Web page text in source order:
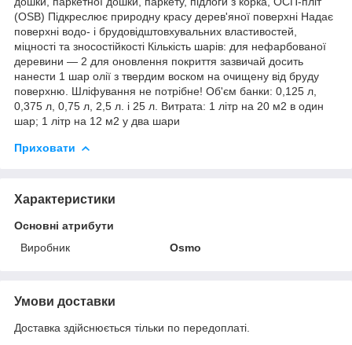
(OSB) Підкреслює природну красу дерев'яної поверхні Надає
поверхні водо- і брудовідштовхувальних властивостей,
міцності та зносостійкості Кількість шарів: для нефарбованої
деревини — 2 для оновлення покриття зазвичай досить
нанести 1 шар олії з твердим воском на очищену від бруду
поверхню. Шліфування не потрібне! Об'єм банки: 0,125 л,
0,375 л, 0,75 л, 2,5 л. і 25 л. Витрата: 1 літр на 20 м2 в один
шар; 1 літр на 12 м2 у два шари
Приховати
Характеристики
Основні атрибути
Виробник
Osmo
Умови доставки
Доставка здійснюється тільки по передоплаті.